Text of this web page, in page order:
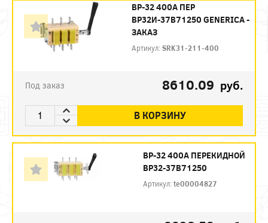
ВР-32 400А ПЕР
ВР32И-37В71250 GENERICA -
ЗАКАЗ
Артикул:SRK31-211-400
Под заказ 8610.09 руб.
В КОРЗИНУ
ВР-32 400А ПЕРЕКИДНОЙ
ВР32-37В71250
Артикул:te00004827